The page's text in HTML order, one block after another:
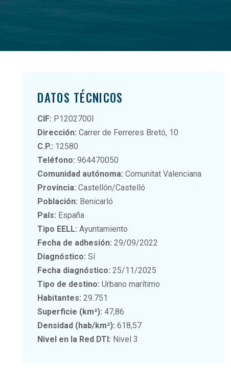
DATOS TÉCNICOS
CIF: P1202700I
Dirección: Carrer de Ferreres Bretó, 10
C.P.: 12580
Teléfono: 964470050
Comunidad autónoma: Comunitat Valenciana
Provincia: Castellón/Castelló
Población: Benicarló
País: España
Tipo EELL: Ayuntamiento
Fecha de adhesión: 29/09/2022
Diagnóstico: Sí
Fecha diagnóstico: 25/11/2025
Tipo de destino: Urbano marítimo
Habitantes: 29.751
Superficie (km²): 47,86
Densidad (hab/km²): 618,57
Nivel en la Red DTI: Nivel 3